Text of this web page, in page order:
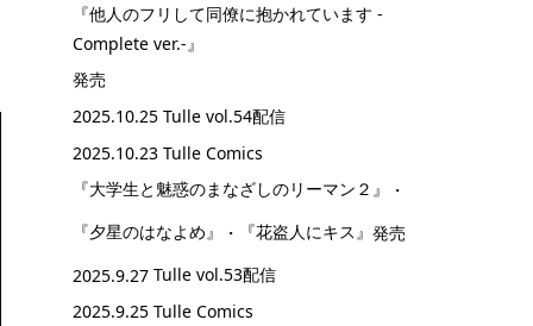
『他人のフリして同僚に抱かれています -
Complete ver.-』
発売
2025.10.25 Tulle vol.54配信
2025.10.23 Tulle Comics
『大学生と魅惑のまなざしのリーマン２』
・
『夕星のはなよめ』
・ 『花盗人にキス』 発売
2025.9.27 Tulle vol.53配信
2025.9.25 Tulle Comics